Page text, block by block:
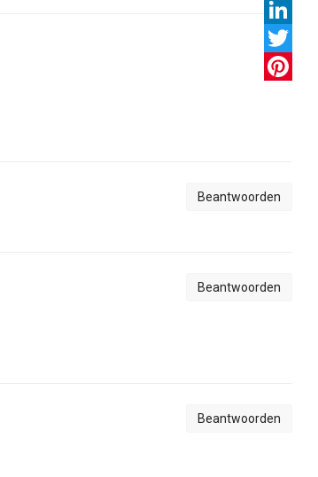
Facebook
LinkedIn
Twitter
Beantwoorden
Beantwoorden
Beantwoorden